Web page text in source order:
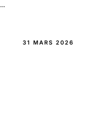
31 MARS 2026